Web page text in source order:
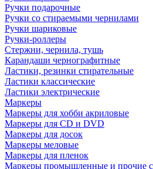
Ручки подарочные
Ручки со стираемыми чернилами
Ручки шариковые
Ручки-роллеры
Стержни, чернила, тушь
Карандаши чернографитные
Ластики, резинки стирательные
Ластики классические
Ластики электрические
Маркеры
Маркеры для хобби акриловые
Маркеры для CD и DVD
Маркеры для досок
Маркеры меловые
Маркеры для пленок
Маркеры промышленные и прочие